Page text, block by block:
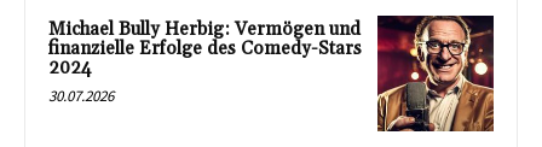
Michael Bully Herbig: Vermögen und
finanzielle Erfolge des Comedy-Stars
2024
30.07.2026